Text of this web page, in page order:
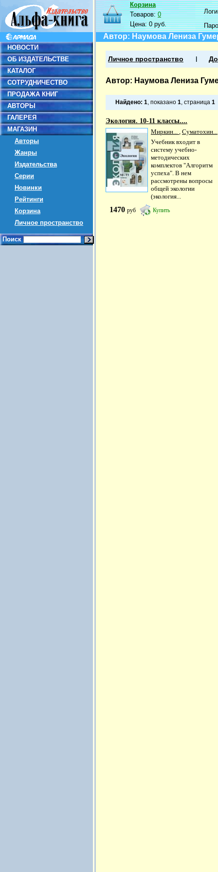
НОВОСТИ
ОБ ИЗДАТЕЛЬСТВЕ
КАТАЛОГ
СОТРУДНИЧЕСТВО
ПРОДАЖА КНИГ
АВТОРЫ
ГАЛЕРЕЯ
МАГАЗИН
Авторы
Жанры
Издательства
Серии
Новинки
Рейтинги
Корзина
Личное пространство
Поиск
Корзина
Товаров:0
Цена:0 руб.
Автор: Наумова Лениза
Личное пространство
Автор: Наумова Лениза
Найдено: 1, показано 1, страница 1
Экология. 10-11 классы....
Миркин... , Суматохин...
Учебник входит в
систему учебно-
методических
комплектов "Алгоритм
успеха". В нем
рассмотрены вопросы
общей экологии
(экология...
1470 руб Купить